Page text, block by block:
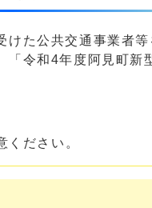
た公共交通事業者
令和4年度阿見町新
ださい。